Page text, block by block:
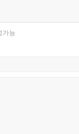
통해 바꾸지 못할
, “미래는 열려 있다.”
가능